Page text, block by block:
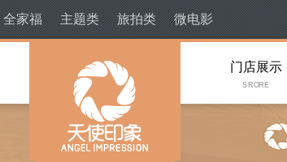
全家福 主题类 旅拍类 微电影
门店展示
SRORE